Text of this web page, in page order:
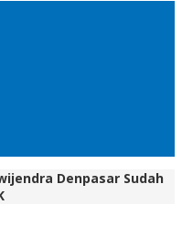
Denpasar Sudah